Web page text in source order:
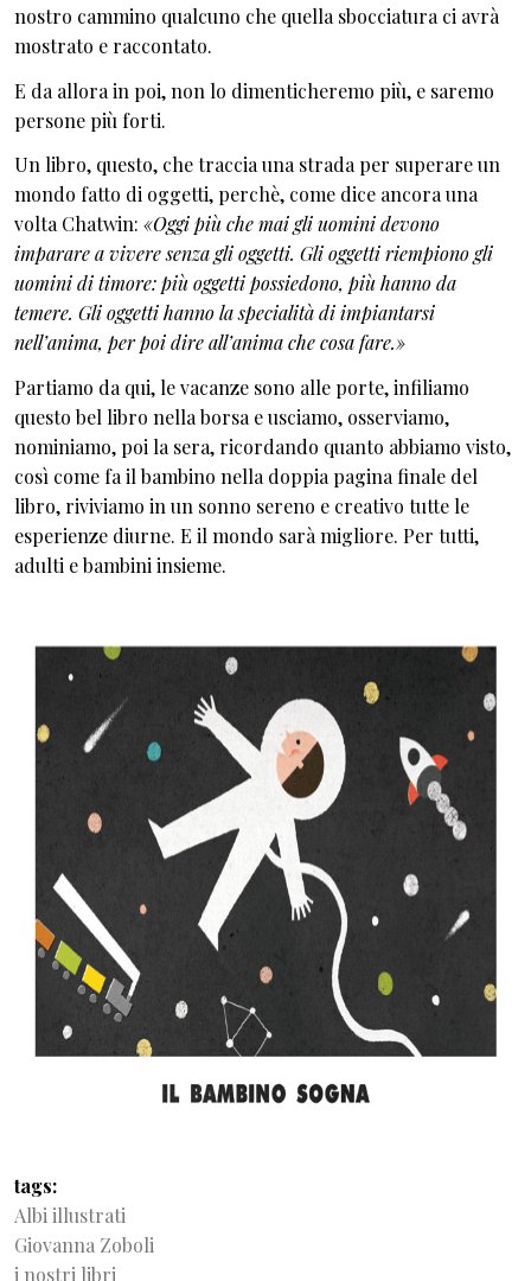
nostro cammino qualcuno che quella sbocciatura ci avrà
mostrato e raccontato.
E da allora in poi, non lo dimenticheremo più, e saremo
persone più forti.
Un libro, questo, che traccia una strada per superare un
mondo fatto di oggetti, perchè, come dice ancora una
volta Chatwin: «Oggi più che mai gli uomini devono
imparare a vivere senza gli oggetti. Gli oggetti riempiono gli
uomini di timore: più oggetti possiedono, più hanno da
temere. Gli oggetti hanno la specialità di impiantarsi
nell’anima, per poi dire all’anima che cosa fare.»
Partiamo da qui, le vacanze sono alle porte, infiliamo
questo bel libro nella borsa e usciamo, osserviamo,
nominiamo, poi la sera, ricordando quanto abbiamo visto,
così come fa il bambino nella doppia pagina finale del
libro, riviviamo in un sonno sereno e creativo tutte le
esperienze diurne. E il mondo sarà migliore. Per tutti,
adulti e bambini insieme.
tags
Albi illustrati
Giovanna Zoboli
i nostri libri